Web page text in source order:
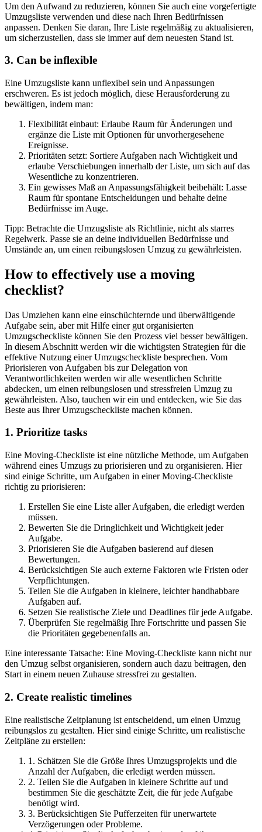
Um den Aufwand zu reduzieren, können Sie auch eine vorgefertigte
Umzugsliste verwenden und diese nach Ihren Bedürfnissen
anpassen. Denken Sie daran, Ihre Liste regelmäßig zu aktualisieren,
um sicherzustellen, dass sie immer auf dem neuesten Stand ist.
3. Can be inflexible
Eine Umzugsliste kann unflexibel sein und Anpassungen
erschweren. Es ist jedoch möglich, diese Herausforderung zu
bewältigen, indem man:
Flexibilität einbaut: Erlaube Raum für Änderungen und
ergänze die Liste mit Optionen für unvorhergesehene
Ereignisse.
Prioritäten setzt: Sortiere Aufgaben nach Wichtigkeit und
erlaube Verschiebungen innerhalb der Liste, um sich auf das
Wesentliche zu konzentrieren.
Ein gewisses Maß an Anpassungsfähigkeit beibehält: Lasse
Raum für spontane Entscheidungen und behalte deine
Bedürfnisse im Auge.
Tipp: Betrachte die Umzugsliste als Richtlinie, nicht als starres
Regelwerk. Passe sie an deine individuellen Bedürfnisse und
Umstände an, um einen reibungslosen Umzug zu gewährleisten.
How to effectively use a moving
checklist?
Das Umziehen kann eine einschüchternde und überwältigende
Aufgabe sein, aber mit Hilfe einer gut organisierten
Umzugscheckliste können Sie den Prozess viel besser bewältigen.
In diesem Abschnitt werden wir die wichtigsten Strategien für die
effektive Nutzung einer Umzugscheckliste besprechen. Vom
Priorisieren von Aufgaben bis zur Delegation von
Verantwortlichkeiten werden wir alle wesentlichen Schritte
abdecken, um einen reibungslosen und stressfreien Umzug zu
gewährleisten. Also, tauchen wir ein und entdecken, wie Sie das
Beste aus Ihrer Umzugscheckliste machen können.
1. Prioritize tasks
Eine Moving-Checkliste ist eine nützliche Methode, um Aufgaben
während eines Umzugs zu priorisieren und zu organisieren. Hier
sind einige Schritte, um Aufgaben in einer Moving-Checkliste
richtig zu priorisieren:
Erstellen Sie eine Liste aller Aufgaben, die erledigt werden
müssen.
Bewerten Sie die Dringlichkeit und Wichtigkeit jeder
Aufgabe.
Priorisieren Sie die Aufgaben basierend auf diesen
Bewertungen.
Berücksichtigen Sie auch externe Faktoren wie Fristen oder
Verpflichtungen.
Teilen Sie die Aufgaben in kleinere, leichter handhabbare
Aufgaben auf.
Setzen Sie realistische Ziele und Deadlines für jede Aufgabe.
Überprüfen Sie regelmäßig Ihre Fortschritte und passen Sie
die Prioritäten gegebenenfalls an.
Eine interessante Tatsache: Eine Moving-Checkliste kann nicht nur
den Umzug selbst organisieren, sondern auch dazu beitragen, den
Start in einem neuen Zuhause stressfrei zu gestalten.
2. Create realistic timelines
Eine realistische Zeitplanung ist entscheidend, um einen Umzug
reibungslos zu gestalten. Hier sind einige Schritte, um realistische
Zeitpläne zu erstellen:
1. Schätzen Sie die Größe Ihres Umzugsprojekts und die
Anzahl der Aufgaben, die erledigt werden müssen.
2. Teilen Sie die Aufgaben in kleinere Schritte auf und
bestimmen Sie die geschätzte Zeit, die für jede Aufgabe
benötigt wird.
3. Berücksichtigen Sie Pufferzeiten für unerwartete
Verzögerungen oder Probleme.